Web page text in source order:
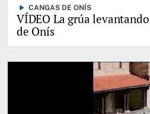
play_arrow CANGAS DE ONÍS
VÍDEO La grúa
de Onís